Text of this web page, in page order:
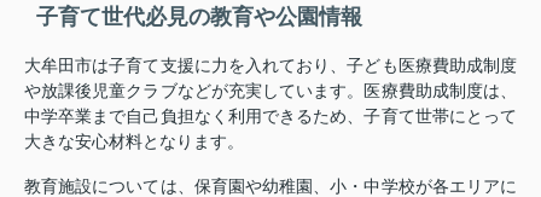
子育て世代必見の教育や公園情報
大牟田市は子育て支援に力を入れており、子ども医療費助成制度
や放課後児童クラブなどが充実しています。医療費助成制度は、
中学卒業まで自己負担なく利用できるため、子育て世帯にとって
大きな安心材料となります。
教育施設については、保育園や幼稚園、小・中学校が各エリアに